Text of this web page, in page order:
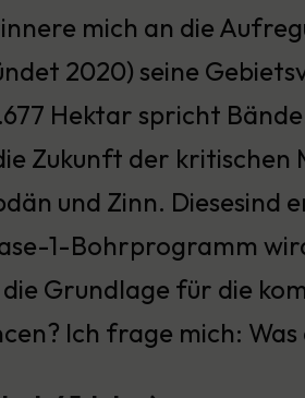
mich an die
2020) seine
Hektar spricht
Zukunft der kritischen
und Zinn. Diesesind
1-Bohrprogramm
Grundlage für die
Ich frage mich: